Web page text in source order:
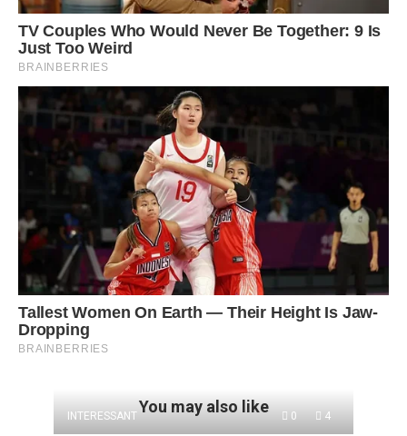
You may also like
INTERESSANT 0 4